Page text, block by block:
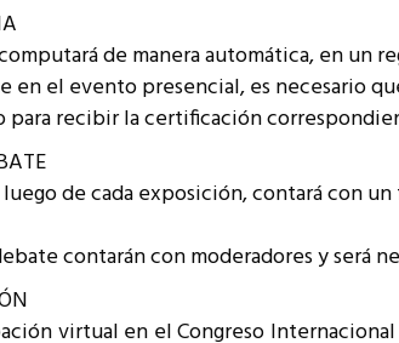
de manera automática, en un
en el evento presencial, es necesario
para recibir la certificación
luego de cada exposición, contará con
contarán con moderadores y será
virtual en el Congreso